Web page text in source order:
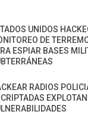
UNIDOS
DE
ESPIAR BASES
RADIOS